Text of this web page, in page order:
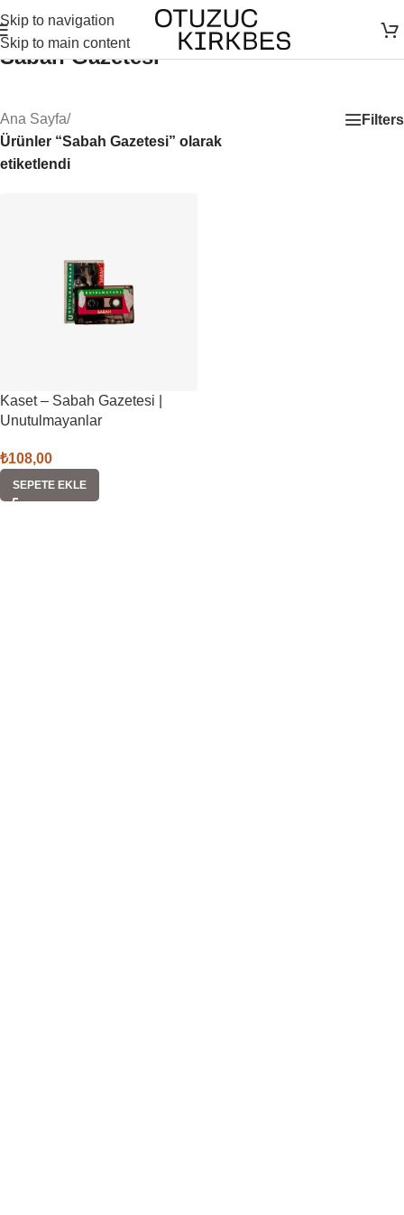
Skip to navigation
Skip to main content
Sabah Gazetesi
Ana Sayfa/
Ürünler “Sabah Gazetesi” olarak
etiketlendi
Filters
Kaset – Sabah Gazetesi |
Unutulmayanlar
₺108,00
SEPETE EKLE